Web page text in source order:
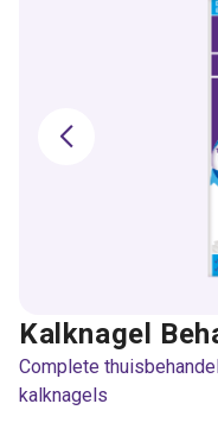
Kalknagel
Complete
kalknagels